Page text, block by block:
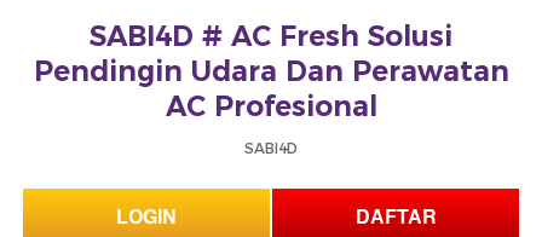
SABI4D # AC Fresh Solusi
Pendingin Udara Dan Perawatan
AC Profesional
SABI4D
LOGIN DAFTAR